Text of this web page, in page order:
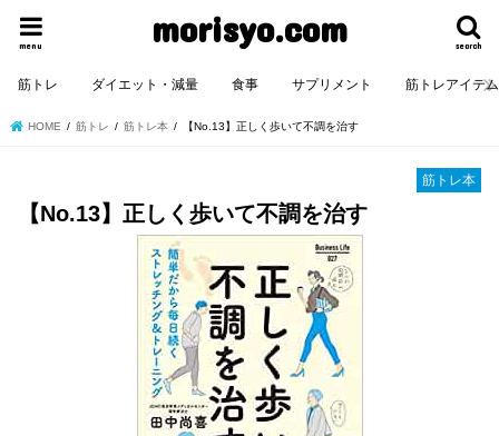
morisyo.com search
menu
筋トレ ダイエット・減量 食事 サプリメント 筋トレアイテム
HOME 筋トレ 筋トレ本 【No.13】正しく歩いて不調を治す
筋トレ本
【No.13】正しく歩いて不調を治す